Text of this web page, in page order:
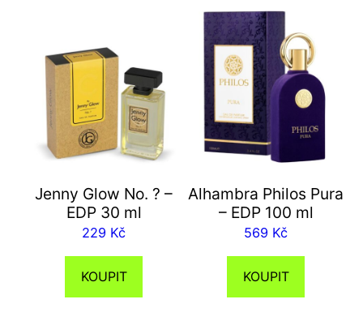
Jenny Glow No. ? –
EDP 30 ml
229 Kč
KOUPIT
Alhambra Philos Pura
– EDP 100 ml
569 Kč
KOUPIT